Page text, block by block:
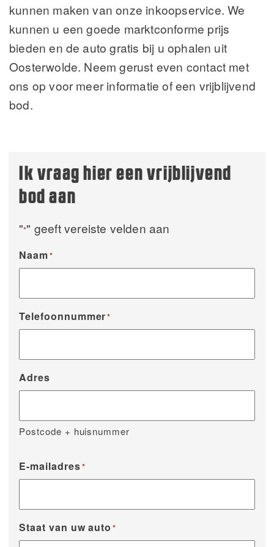
kunnen maken van onze inkoopservice. We
kunnen u een goede marktconforme prijs
bieden en de auto gratis bij u ophalen uit
Oosterwolde. Neem gerust even contact met
ons op voor meer informatie of een vrijblijvend
bod.
Ik vraag hier een vrijblijvend
bod aan
"*" geeft vereiste velden aan
Naam*
Telefoonnummer*
Adres
Postcode + huisnummer
E-mailadres*
Staat van uw auto *